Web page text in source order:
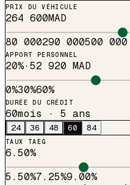
PRIX DU VÉHICULE
264 600MAD
80 000290 000500 000
APPORT PERSONNEL
20%·52 920 MAD
0%30%60%
DURÉE DU CRÉDIT
60mois · 5 ans
24 36 48 60 84
TAUX TAEG
6.50%
5.50%7.25%9.00%